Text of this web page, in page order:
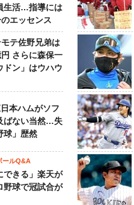
生活…指導には
エッセンス
テ佐野兄弟は
さらに森保一
ドン」はウハウ
本ハムがソフ
ばない当然…失
球」歴然
ールQ&A
できる」楽天が
球で冠試合が